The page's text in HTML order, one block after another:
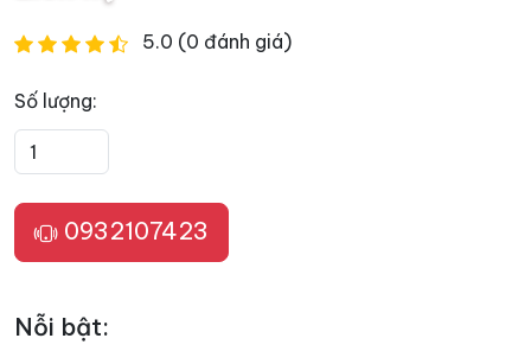
5.0 (0 đánh giá)
Số lượng:
0932107423
Nỗi bật: